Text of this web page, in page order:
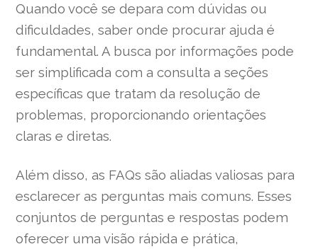
Quando você se depara com dúvidas ou
dificuldades, saber onde procurar ajuda é
fundamental. A busca por informações pode
ser simplificada com a consulta a seções
específicas que tratam da resolução de
problemas, proporcionando orientações
claras e diretas.
Além disso, as FAQs são aliadas valiosas para
esclarecer as perguntas mais comuns. Esses
conjuntos de perguntas e respostas podem
oferecer uma visão rápida e prática,